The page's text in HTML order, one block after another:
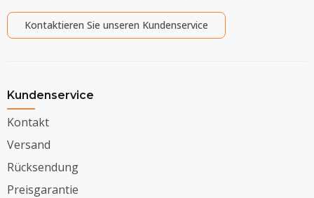
Kontaktieren Sie unseren Kundenservice
Kundenservice
Kontakt
Versand
Rücksendung
Preisgarantie